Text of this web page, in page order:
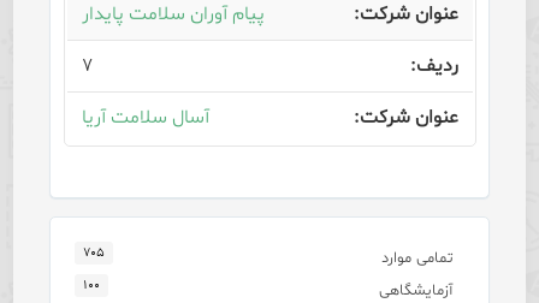
پیام آوران سلامت پایدار
۷
آسال سلامت آریا
تمامی موارد ۷۰۵
آزمایشگاهی ۱۰۰